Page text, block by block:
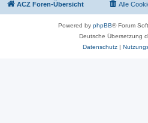
ACZ Foren-Übersicht Alle
Powered by phpBB® Forum
Deutsche Übersetzung
Datenschutz|